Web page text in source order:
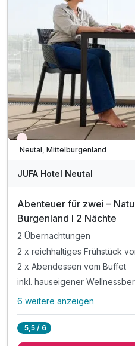
inkl. Streichelzoo &
inkl. Burgenland Card mit
inkl. Eintritt in den Eis-
Tipp: Ritterburg Lockenhaus
Tipp: Sonnentherme
Tipp: Draisientour im
Nur noch Restplätze
Neutal, Mittelburgenland
JUFA Hotel Neutal
Abenteuer für zwei –
Burgenland I 2 Nächte
2 Übernachtungen
2 x reichhaltiges Frühstück
2 x Abendessen vom Buffet
inkl. hauseigener
Alle Inklusivleistungen
6 weitere anzeigen
5,5 / 6